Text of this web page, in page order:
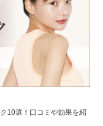
10選！口コミや効果を紹